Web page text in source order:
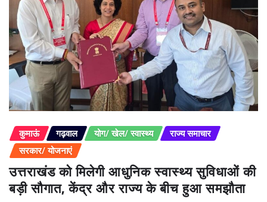
कुमाऊं गढ़वाल योग/ खेल/ स्वास्थ्य
राज्य समाचार
सरकार/ योजनाएं
उत्तराखंड को मिलेगी आधुनिक स्वास्थ्य सुविधाओं की
बड़ी सौगात, केंद्र और राज्य के बीच हुआ समझौता